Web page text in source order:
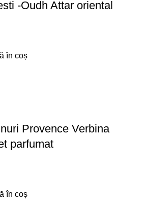
-Oudh Attar oriental
în coș
Provence Verbina
parfumat
în coș